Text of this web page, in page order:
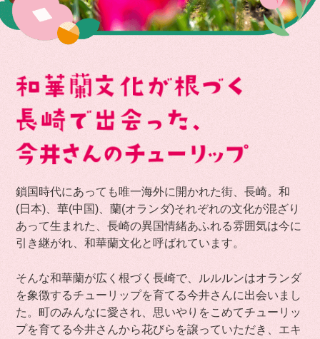
鎖国時代にあっても唯一海外に開かれた街、長崎。和
(日本)、華(中国)、蘭(オランダ)それぞれの文化が混ざり
あって生まれた、長崎の異国情緒あふれる雰囲気は今に
引き継がれ、和華蘭文化と呼ばれています。
そんな和華蘭が広く根づく長崎で、ルルルンはオランダ
を象徴するチューリップを育てる今井さんに出会いまし
た。町のみんなに愛され、思いやりをこめてチューリッ
プを育てる今井さんから花びらを譲っていただき、エキ